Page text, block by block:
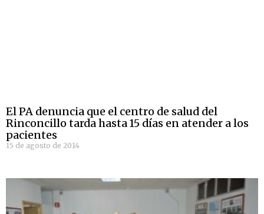
El PA denuncia que el centro de salud del
Rinconcillo tarda hasta 15 días en atender a los
pacientes
15 de agosto de 2014